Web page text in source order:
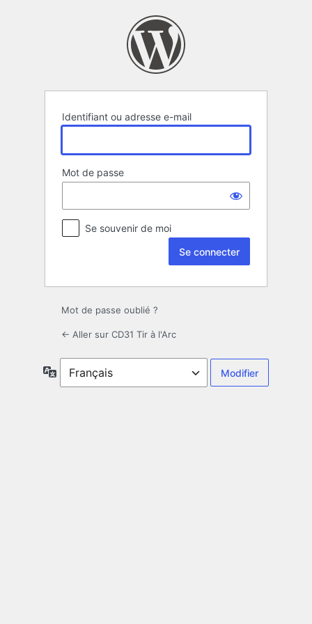
Identifiant ou adresse e-mail
Mot de passe
Se souvenir de moi
Mot de passe oublié ?
← Aller sur CD31 Tir à l'Arc
Langue